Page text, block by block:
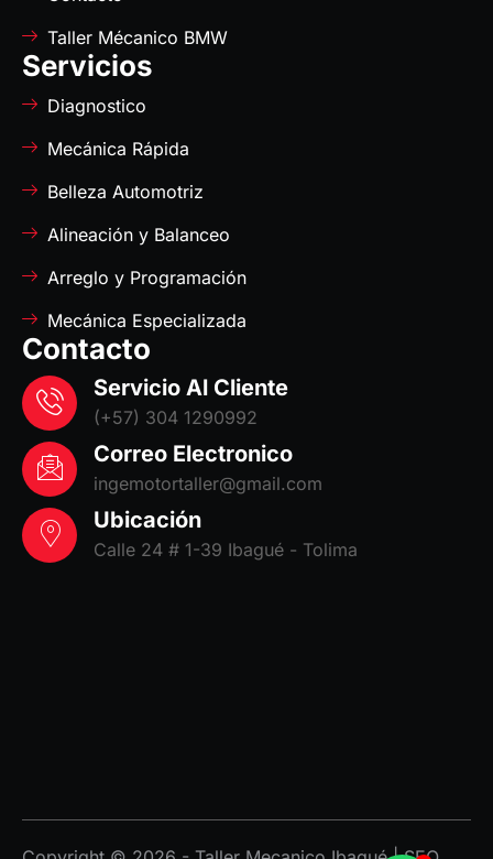
Taller Mécanico BMW
Servicios
Diagnostico
Mecánica Rápida
Belleza Automotriz
Alineación y Balanceo
Arreglo y Programación
Mecánica Especializada
Contacto
Servicio Al Cliente
(+57) 304 1290992
Correo Electronico
ingemotortaller@gmail.com
Ubicación
Calle 24 # 1-39 Ibagué - Tolima